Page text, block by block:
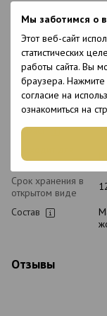
Мы заботимся о
Этот веб-сайт
статистических
работы сайта. Вы
браузера. Нажмите
согласие на
ознакомиться на
Время
применения
Тип волос
Тип кожи
головы
Назначение
Возраст
беременных
Срок хранения в
открытом виде
Состав
Отзывы